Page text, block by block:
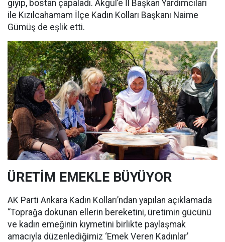
giyip, bostan çapaladı. Akgül’e İl Başkan Yardımcıları
ile Kızılcahamam İlçe Kadın Kolları Başkanı Naime
Gümüş de eşlik etti.
ÜRETİM EMEKLE BÜYÜYOR
AK Parti Ankara Kadın Kolları’ndan yapılan açıklamada
“Toprağa dokunan ellerin bereketini, üretimin gücünü
ve kadın emeğinin kıymetini birlikte paylaşmak
amacıyla düzenlediğimiz ‘Emek Veren Kadınlar’